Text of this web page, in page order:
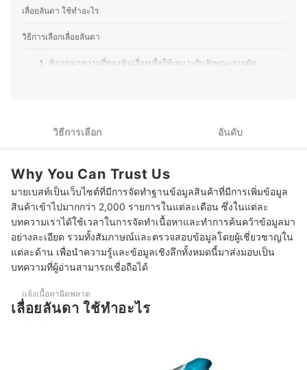
ชาญฉลาด โดยนอกจากสายไอทีแล้ว ยังสนใจเรื่องรองเท้า
ความสำคัญกับการออกแบบ ความสบาย และวัสดุที่ใช้ ทำให้
แนะนำรองเท้าที่เหมาะกับการใช้งานได้อย่างแม่นยำ โดยมุ่ง
มั่นที่จะถ่ายทอดข้อมูลที่เป็นประโยชน์ผ่านวิธีการเลือกสินค้า
เปรียบเทียบฟีเจอร์ จุดเด่น และข้อควรพิจารณา เพื่อช่วยให้ผู้
เลื่อยลันดา ใช้ทําอะไร
วิธีการเลือกเลื่อยลันดา
1 พิจารณาความถี่ของฟันเลื่อยเพื่อให้เหมาะกับลักษณะงานตัด
พิจารณาการสลับฟันเลื่อย เพื่อช่วยลดแรงเสียดสีระหว่างใบเลื่อยกับ
เนื้อไม้
ลักษณะการตัด
5
พิจารณาวัสดุและรูปทรงด้ามจับ เพื่อการใช้งานมีประสิทธิภาพมาก
ขึ้น
10 เลื่อยลันดา ยี่ห้อไหนดี ตัดไม้ ซอยชิ้นงาน
เลื่อยลันดา มีข้อควรระวังอะไรบ้าง
เลื่อยลันดา เก็บรักษาอย่างไร
วิธีการเลือก อันดับ
Why You Can Trust Us
มายเบสท์เป็นเว็บไซต์ที่มีการจัดทำฐานข้อมูลสินค้าที่มีการเพิ่มข้อมูล
สินค้าเข้าไปมากกว่า 2,000 รายการในแต่ละเดือน ซึ่งในแต่ละ
บทความเราได้ใช้เวลาในการจัดทำเนื้อหาและทำการค้นคว้าข้อมูลมา
อย่างละเอียด รวมทั้งสัมภาษณ์และตรวจสอบข้อมูลโดยผู้เชี่ยวชาญใน
แต่ละด้าน เพื่อนำความรู้และข้อมูลเชิงลึกทั้งหมดนี้มาส่งมอบเป็น
บทความที่ผู้อ่านสามารถเชื่อถือได้
แจ้งเนื้อหาผิดพลาด
เลื่อยลันดา ใช้ทําอะไร